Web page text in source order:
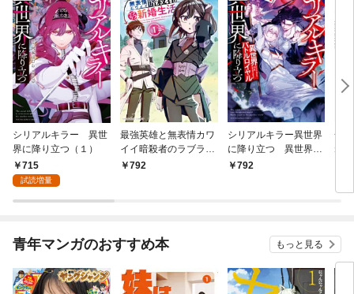
シリアルキラー 異世
界に降り立つ（１）
715
試読増量
最強英雄と無表情カワ
イイ暗殺者のラブラブ
新婚生活 １巻
792
シリアルキラー異世界
に降り立つ 異世界バ
トルロイヤル1巻
792
一
ね
青年マンガのおすすめ本 もっと見る